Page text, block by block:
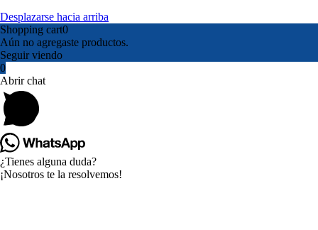
Desplazarse hacia arriba
Shopping cart0
Aún no agregaste productos.
Seguir viendo
0
Abrir chat
¿Tienes alguna duda?
¡Nosotros te la resolvemos!